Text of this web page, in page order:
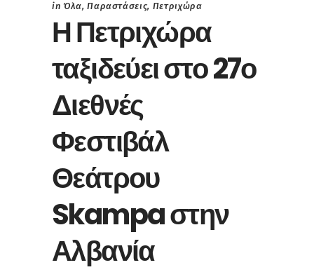
in Όλα,Παραστάσεις, Πετριχώρα
Η Πετριχώρα
ταξιδεύει στο 27ο
Διεθνές
Φεστιβάλ
Θεάτρου
Skampa στην
Αλβανία